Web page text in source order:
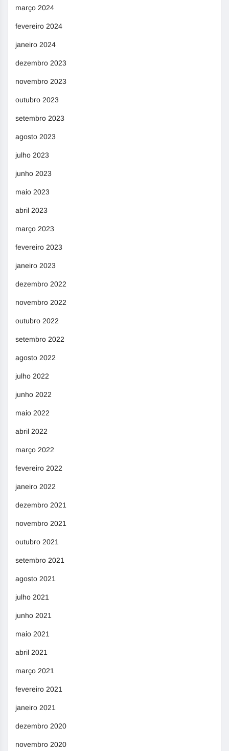
março 2024
fevereiro 2024
janeiro 2024
dezembro 2023
novembro 2023
outubro 2023
setembro 2023
agosto 2023
julho 2023
junho 2023
maio 2023
abril 2023
março 2023
fevereiro 2023
janeiro 2023
dezembro 2022
novembro 2022
outubro 2022
setembro 2022
agosto 2022
julho 2022
junho 2022
maio 2022
abril 2022
março 2022
fevereiro 2022
janeiro 2022
dezembro 2021
novembro 2021
outubro 2021
setembro 2021
agosto 2021
julho 2021
junho 2021
maio 2021
abril 2021
março 2021
fevereiro 2021
janeiro 2021
dezembro 2020
novembro 2020